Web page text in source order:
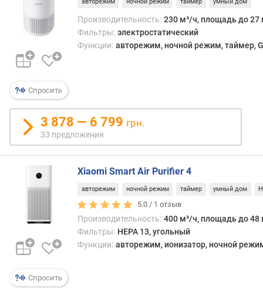
о
т
о
г
и
х
к
д
е
в
ы
м
п
о
т
Спросить
авторежим ночной режим таймер умный дом
Производительность: 230 м³/ч, площадь до 27
Фильтры: электростатический
Функции: авторежим, ночной режим, таймер,
3 878 — 6 799 грн.
33 предложения
Спросить
Xiaomi Smart Air Purifier 4
авторежим ночной режим таймер умный дом
5.0 / 1 отзыв
Производительность: 400 м³/ч, площадь до 48
Фильтры: HEPA 13, угольный
Функции: авторежим, ионизатор, ночной